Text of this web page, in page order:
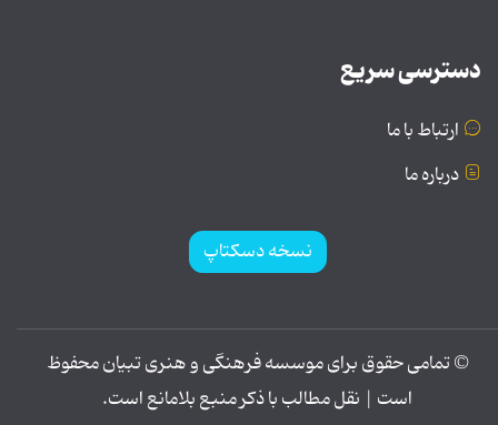
دسترسی سریع
ارتباط با ما
درباره ما
نسخه دسکتاپ
© تمامی حقوق برای موسسه فرهنگی و هنری تبیان محفوظ
است | نقل مطالب با ذکر منبع بلامانع است.